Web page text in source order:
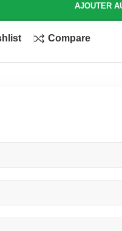
AJOUTER
Compare